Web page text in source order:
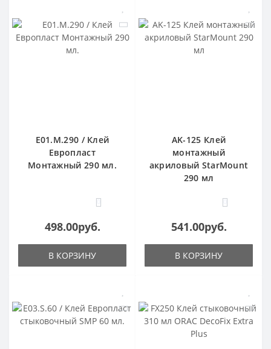
E01.M.290 / Клей
Европласт
Монтажный 290 мл.
0
498.00руб.
В КОРЗИНУ
AK-125 Клей
монтажный
акриловый StarMount
290 мл
0
541.00руб.
В КОРЗИНУ